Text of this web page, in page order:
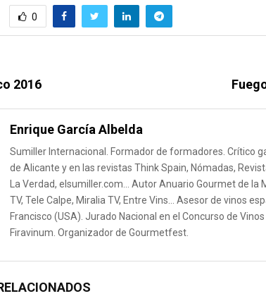
0
2016
Enrique García Albelda
Sumiller Internacional. Formador de formadores. Crítico
de Alicante y en las revistas Think Spain, Nómadas,
La Verdad, elsumiller.com... Autor Anuario Gourmet de la
TV, Tele Calpe, Miralia TV, Entre Vins... Asesor de vinos
Francisco (USA). Jurado Nacional en el Concurso de
Firavinum. Organizador de Gourmetfest.